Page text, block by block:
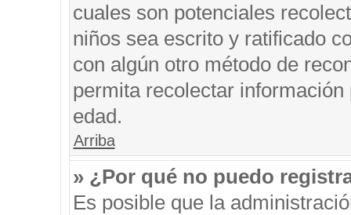
cuales son potenciales
niños sea escrito y ratificado
con algún otro método de
permita recolectar
edad.
Arriba
» ¿Por qué no puedo
Es posible que la